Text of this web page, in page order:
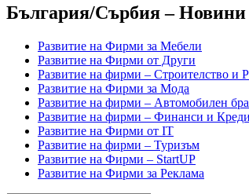
България/Сърбия –
Развитие на Фирми за Мебели
Развитие на Фирми от Други
Развитие на фирми – Строителство и
Развитие на Фирми за Мода
Развитие на фирми – Автомобилен
Развитие на фирми – Финанси и
Развитие на Фирми от IT
Развитие на фирми – Туризъм
Развитие на Фирми – StartUP
Развитие на Фирми за Реклама